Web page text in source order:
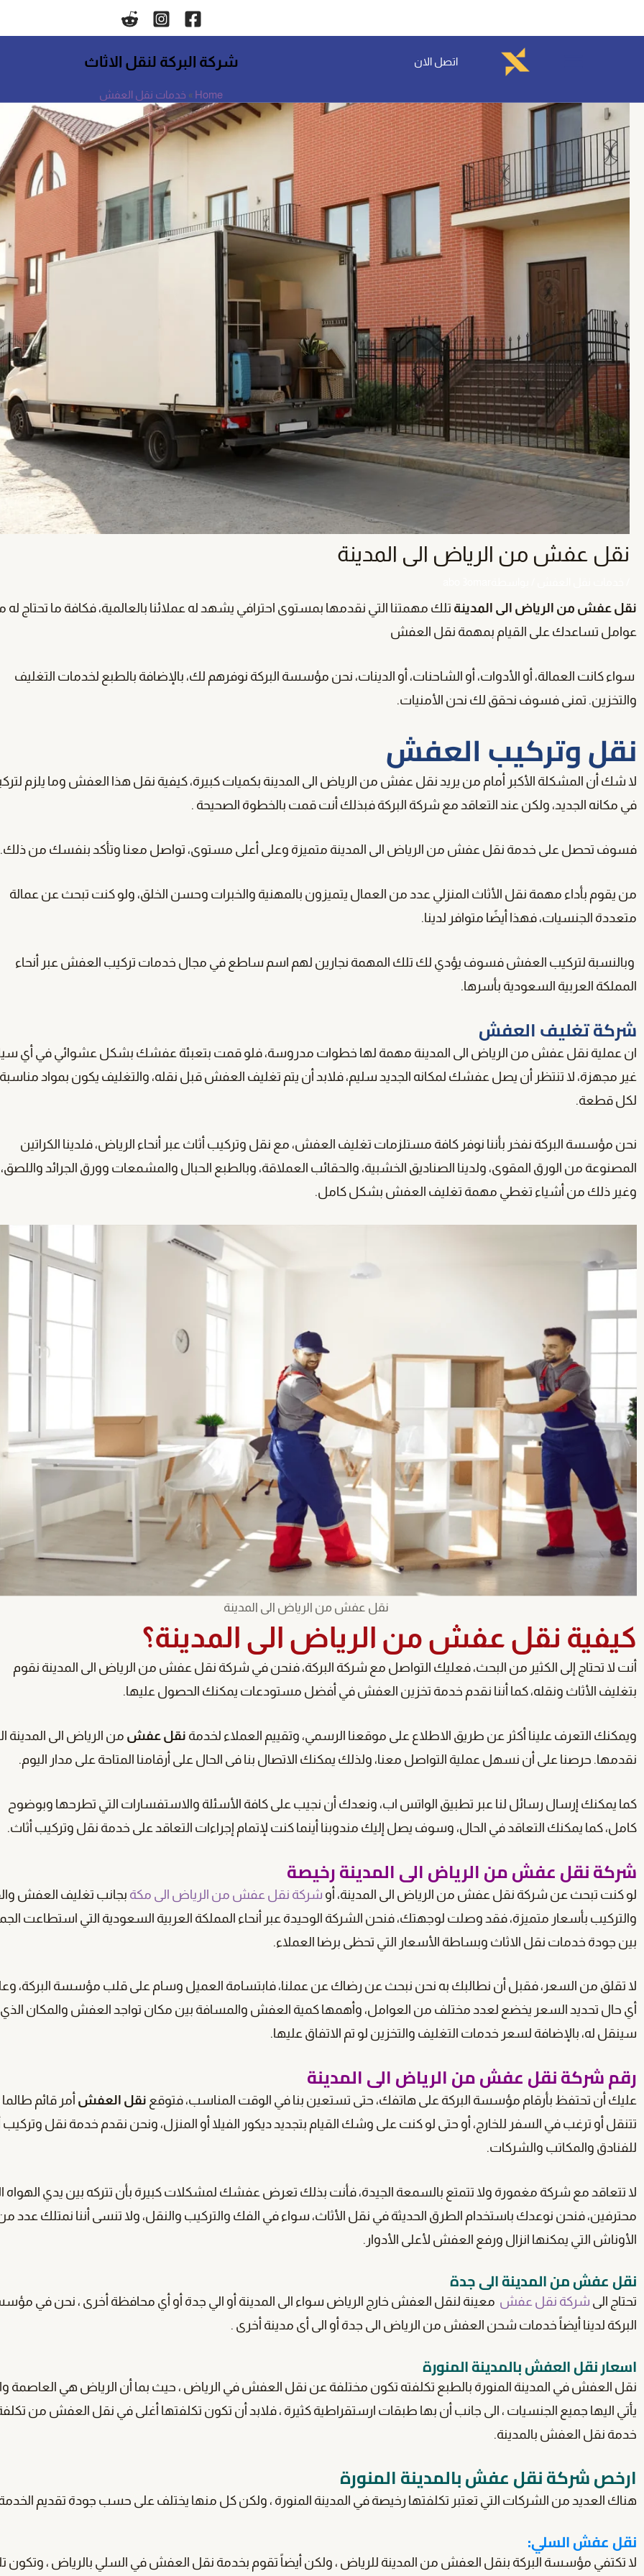
اتصل الان
شركة البركة لنقل الاثاث
Home
» خدمات نقل العفش
نقل عفش من الرياض الى المدينة
نقل عفش من الرياض الى المدينة تلك مهمتنا التي نقدمها بمستوى احترافي يشهد له عملائنا بالعالمية، فكافة ما تحتاج له
عوامل تساعدك على القيام بمهمة نقل العفش
سواء كانت العمالة، أو الأدوات، أو الشاحنات، أو الدينات، نحن مؤسسة البركة نوفرهم لك، بالإضافة بالطبع لخدمات التغليف
والتخزين. تمنى فسوف نحقق لك نحن الأمنيات.
نقل وتركيب العفش
لا شك أن المشكلة الأكبر أمام من يريد نقل عفش من الرياض الى المدينة بكميات كبيرة، كيفية نقل هذا العفش وما يلزم
في مكانه الجديد، ولكن عند التعاقد مع شركة البركة فبذلك أنت قمت بالخطوة الصحيحة .
فسوف تحصل على خدمة نقل عفش من الرياض الى المدينة متميزة وعلى أعلى مستوى، تواصل معنا وتأكد بنفسك من ذلك.
من يقوم بأداء مهمة نقل الأثاث المنزلي عدد من العمال يتميزون بالمهنية والخبرات وحسن الخلق، ولو كنت تبحث عن عمالة
متعددة الجنسيات، فهذا أيضًا متوافر لدينا.
وبالنسبة لتركيب العفش فسوف يؤدي لك تلك المهمة نجارين لهم اسم ساطع في مجال خدمات تركيب العفش عبر أنحاء
المملكة العربية السعودية بأسرها.
شركة تغليف العفش
ان عملية نقل عفش من الرياض الى المدينة مهمة لها خطوات مدروسة، فلو قمت بتعبئة عفشك بشكل عشوائي في أي
غير مجهزة، لا تنتظر أن يصل عفشك لمكانه الجديد سليم، فلابد أن يتم تغليف العفش قبل نقله، والتغليف يكون بمواد مناسبة
لكل قطعة.
نحن مؤسسة البركة نفخر بأننا نوفر كافة مستلزمات تغليف العفش، مع نقل وتركيب أثاث عبر أنحاء الرياض، فلدينا الكراتين
المصنوعة من الورق المقوى، ولدينا الصناديق الخشبية، والحقائب العملاقة، وبالطبع الحبال والمشمعات وورق الجرائد واللصق،
وغير ذلك من أشياء تغطي مهمة تغليف العفش بشكل كامل.
نقل عفش من الرياض الى المدينة
كيفية نقل عفش من الرياض الى المدينة؟
أنت لا تحتاج إلى الكثير من البحث، فعليك التواصل مع شركة البركة، فنحن في شركة نقل عفش من الرياض الى المدينة نقوم
بتغليف الأثاث ونقله، كما أننا نقدم خدمة تخزين العفش في أفضل مستودعات يمكنك الحصول عليها.
ويمكنك التعرف علينا أكثر عن طريق الاطلاع على موقعنا الرسمي، وتقييم العملاء لخدمة نقل عفش من الرياض الى المدينة
نقدمها. حرصنا على أن نسهل عملية التواصل معنا، ولذلك يمكنك الاتصال بنا فى الحال على أرقامنا المتاحة على مدار اليوم.
كما يمكنك إرسال رسائل لنا عبر تطبيق الواتس اب، ونعدك أن نجيب على كافة الأسئلة والاستفسارات التي تطرحها وبوضوح
كامل، كما يمكنك التعاقد في الحال، وسوف يصل إليك مندوبنا أينما كنت لإتمام إجراءات التعاقد على خدمة نقل وتركيب أثاث.
شركة نقل عفش من الرياض الى المدينة رخيصة
لو كنت تبحث عن شركة نقل عفش من الرياض الى المدينة، أو شركة نقل عفش من الرياض الى مكة بجانب تغليف العفش
والتركيب بأسعار متميزة، فقد وصلت لوجهتك، فنحن الشركة الوحيدة عبر أنحاء المملكة العربية السعودية التي استطاعت
بين جودة خدمات نقل الاثاث وبساطة الأسعار التي تحظى برضا العملاء.
لا تقلق من السعر، فقبل أن نطالبك به نحن نبحث عن رضاك عن عملنا، فابتسامة العميل وسام على قلب مؤسسة البركة،
أي حال تحديد السعر يخضع لعدد مختلف من العوامل، وأهمها كمية العفش والمسافة بين مكان تواجد العفش والمكان الذي
سينقل له، بالإضافة لسعر خدمات التغليف والتخزين لو تم الاتفاق عليها.
رقم شركة نقل عفش من الرياض الى المدينة
عليك أن تحتفظ بأرقام مؤسسة البركة على هاتفك، حتى تستعين بنا في الوقت المناسب، فتوقع نقل العفش أمر قائم
تتنقل أو ترغب في السفر للخارج، أو حتى لو كنت على وشك القيام بتجديد ديكور الفيلا أو المنزل، ونحن نقدم خدمة نقل وتركيب
للفنادق والمكاتب والشركات.
لا تتعاقد مع شركة مغمورة ولا تتمتع بالسمعة الجيدة، فأنت بذلك تعرض عفشك لمشكلات كبيرة بأن تتركه بين يدي الهواه
محترفين، فنحن نوعدك باستخدام الطرق الحديثة في نقل الأثاث، سواء في الفك والتركيب والنقل، ولا تنسى أننا نمتلك عدد
الأوناش التي يمكنها انزال ورفع العفش لأعلى الأدوار.
نقل عفش من المدينة الى جدة
تحتاج الى شركة نقل عفش معينة لنقل العفش خارج الرياض سواء الى المدينة أو الي جدة أو أي محافظة أخرى ، نحن في
البركة لدينا أيضاً خدمات شحن العفش من الرياض الى جدة أو الى أى مدينة أخرى .
اسعار نقل العفش بالمدينة المنورة
نقل العفش في المدينة المنورة بالطبع تكلفته تكون مختلفة عن نقل العفش في الرياض ، حيث بما أن الرياض هي العاصمة
يأتي اليها جميع الجنسيات ، الى جانب أن بها طبقات ارستقراطية كثيرة ، فلابد أن تكون تكلفتها أغلى في نقل العفش من
خدمة نقل العفش بالمدينة.
ارخص شركة نقل عفش بالمدينة المنورة
هناك العديد من الشركات التي تعتبر تكلفتها رخيصة في المدينة المنورة ، ولكن كل منها يختلف على حسب جودة تقديم
نقل عفش السلي:
لا تكتفي مؤسسة البركة بنقل العفش من المدينة للرياض ، ولكن أيضاً تقوم بخدمة نقل العفش في السلي بالرياض ، وتكون